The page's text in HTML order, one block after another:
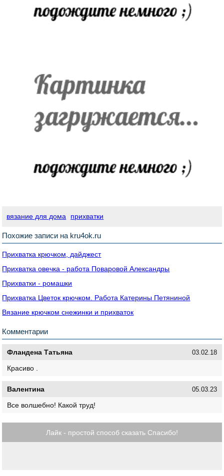
вязание для дома прихватки
Похожие записи на kru4ok.ru
Прихватка крючком, дайджест
Прихватка овечка - работа Поваровой Александры
Прихватки - ромашки
Прихватка Цветок крючком. Работа Катерины Петяниной
Вязание крючком снежинки и прихваток
Комментарии
Фландена Татьяна 03.02.18
Красиво .
Валентина 05.03.23
Все волшебно! Какой труд!
Лайк - простой способ сказать Спасибо!